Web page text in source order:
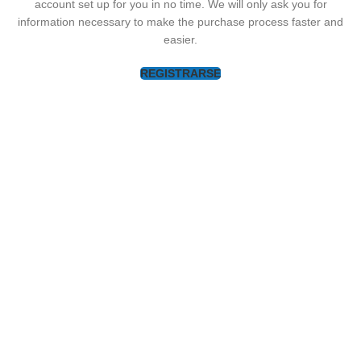
account set up for you in no time. We will only ask you for
information necessary to make the purchase process faster and
easier.
REGISTRARSE